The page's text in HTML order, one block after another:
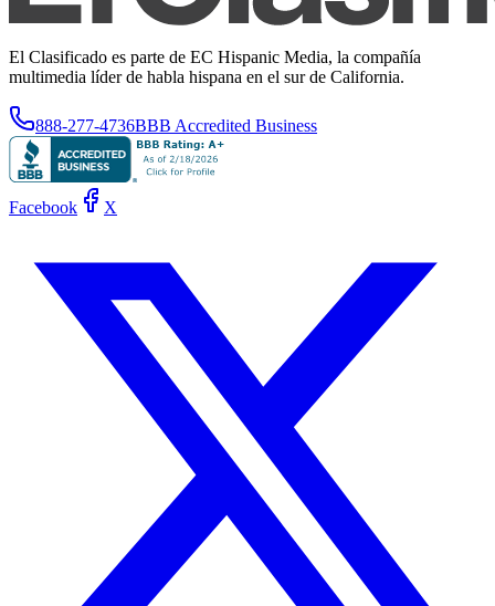
El Clasificado es parte de EC Hispanic Media, la compañía
multimedia líder de habla hispana en el sur de California.
888-277-4736BBB Accredited Business
Facebook X